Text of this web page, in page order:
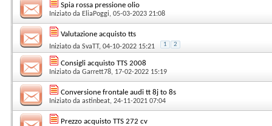
Spia rossa pressione olio
Iniziato da EliaPoggi, 05-03-2023 21:08
Valutazione acquisto tts
Iniziato da SvaTT, 04-10-2022 15:21 1 2
Consigli acquisto TTS 2008
Iniziato da Garrett78, 17-02-2022 15:19
Conversione frontale audi tt 8j to 8s
Iniziato da astinbeat, 24-11-2021 07:04
Prezzo acquisto TTS 272 cv